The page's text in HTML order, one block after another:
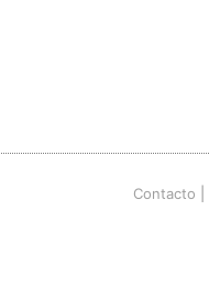
Contacto